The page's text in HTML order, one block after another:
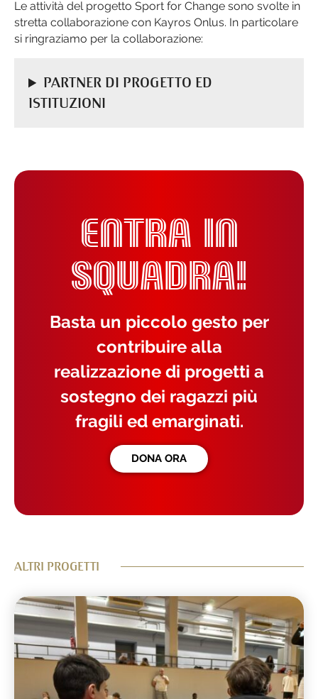
Le attività del progetto Sport for Change sono svolte in
stretta collaborazione con Kayros Onlus. In particolare
si ringraziamo per la collaborazione:
PARTNER DI PROGETTO ED
ISTITUZIONI
ENTRA IN
SQUADRA!
Basta un piccolo gesto per
contribuire alla
realizzazione di progetti a
sostegno dei ragazzi più
fragili ed emarginati.
DONA ORA
ALTRI PROGETTI